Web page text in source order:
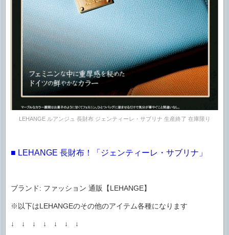
LEHANGE ルアンジュ 長財布 ジェンティーレ・サブリナ 生産終了 在庫限り
■ LEHANGE 長財布！「ジェンティーレ・サブリナ」
ブランド: ファッション 通販【LEHANGE】
※以下はLEHANGEのその他のアイテム各種になります
↓ ↓ ↓ ↓ ↓ ↓ ↓